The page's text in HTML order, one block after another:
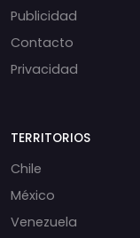
Publicidad
Contacto
Privacidad
TERRITORIOS
Chile
México
Venezuela